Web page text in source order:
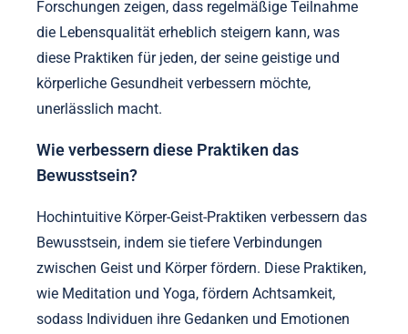
Forschungen zeigen, dass regelmäßige Teilnahme
die Lebensqualität erheblich steigern kann, was
diese Praktiken für jeden, der seine geistige und
körperliche Gesundheit verbessern möchte,
unerlässlich macht.
Wie verbessern diese Praktiken das
Bewusstsein?
Hochintuitive Körper-Geist-Praktiken verbessern das
Bewusstsein, indem sie tiefere Verbindungen
zwischen Geist und Körper fördern. Diese Praktiken,
wie Meditation und Yoga, fördern Achtsamkeit,
sodass Individuen ihre Gedanken und Emotionen